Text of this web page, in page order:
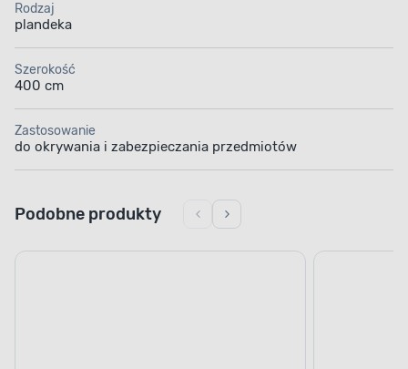
Rodzaj
plandeka
Szerokość
400 cm
Zastosowanie
do okrywania i zabezpieczania przedmiotów
Podobne produkty